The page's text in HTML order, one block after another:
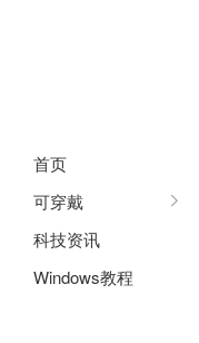
首页
可穿戴
科技资讯
Windows教程